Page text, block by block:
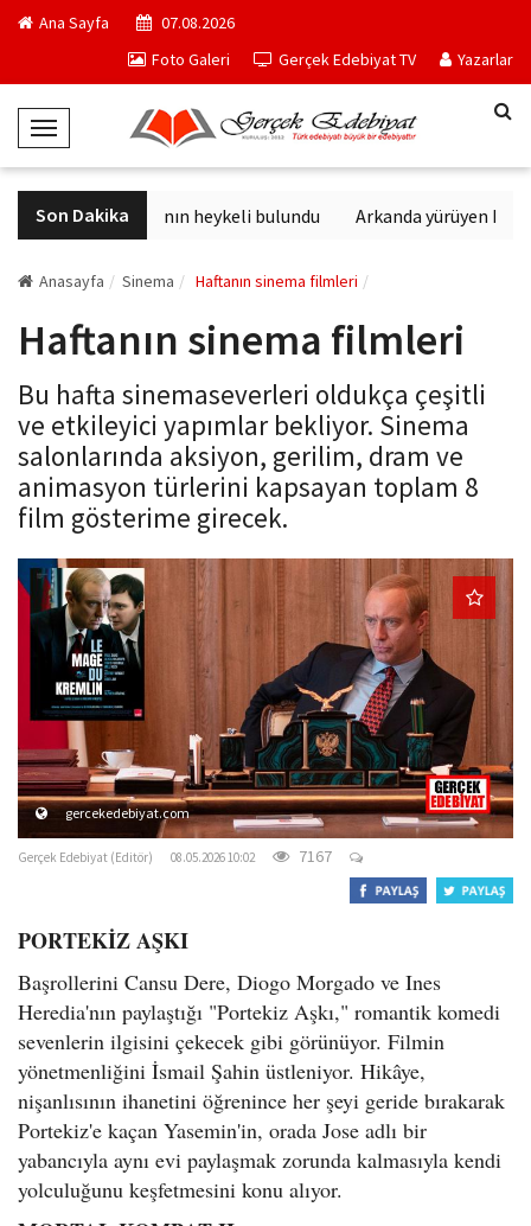
Ana Sayfa
07.08.2026
Foto Galeri
Gerçek Edebiyat TV Yazarlar
T
o
g
g
e
a
i
g
a
t
i
n
Son Dakika
Sağlık tanrısının heykeli bulundu Arkanda yürüyen M.
Anasayfa Sinema Haftanın sinema filmleri
Haftanın sinema filmleri
Bu hafta sinemaseverleri oldukça çeşitli
ve etkileyici yapımlar bekliyor. Sinema
salonlarında aksiyon, gerilim, dram ve
animasyon türlerini kapsayan toplam 8
film gösterime girecek.
gercekedebiyat.com
Gerçek Edebiyat (Editör) 08.05.2026 10:02 7167
PORTEKİZ AŞKI
Başrollerini Cansu Dere, Diogo Morgado ve Ines
Heredia'nın paylaştığı "Portekiz Aşkı," romantik komedi
sevenlerin ilgisini çekecek gibi görünüyor. Filmin
yönetmenliğini İsmail Şahin üstleniyor. Hikâye,
nişanlısının ihanetini öğrenince her şeyi geride bırakarak
Portekiz'e kaçan Yasemin'in, orada Jose adlı bir
yabancıyla aynı evi paylaşmak zorunda kalmasıyla kendi
yolculuğunu keşfetmesini konu alıyor.